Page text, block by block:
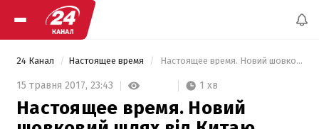
24 Канал Настоящее время Настоящее время. Новий шовковий шлях від Китаю
15 травня 2017, 23:43 1 хв
Настоящее время. Новий